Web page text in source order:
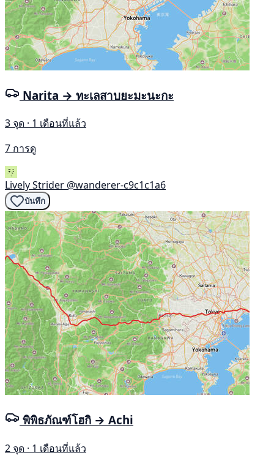
Narita → ทะเลสาบยะมะนะกะ
3 จุด · 1 เดือนที่แล้ว
7 การดู
Lively Strider @wanderer-c9c1c1a6
บันทึก
พิพิธภัณฑ์โฮกิ → Achi
2 จุด · 1 เดือนที่แล้ว